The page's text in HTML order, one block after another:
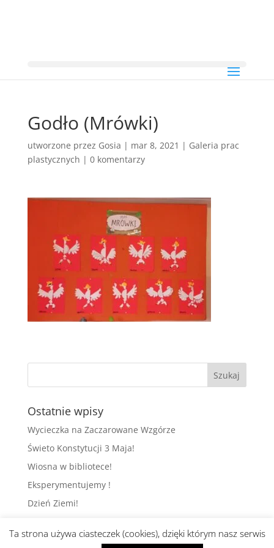
Godło (Mrówki)
utworzone przez Gosia | mar 8, 2021 | Galeria prac
plastycznych | 0 komentarzy
Ostatnie wpisy
Wycieczka na Zaczarowane Wzgórze
Świeto Konstytucji 3 Maja!
Wiosna w bibliotece!
Eksperymentujemy !
Dzień Ziemi!
Ta strona używa ciasteczek (cookies), dzięki którym nasz serwis